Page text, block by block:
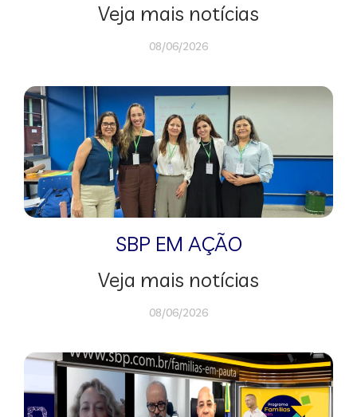
Veja mais notícias
08/06/2026
SBP EM AÇÃO
Veja mais notícias
08/06/2026